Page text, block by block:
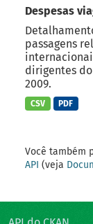
Despesas
passagens
dirigentes do
2009.
CSV PDF
Você também
API (veja